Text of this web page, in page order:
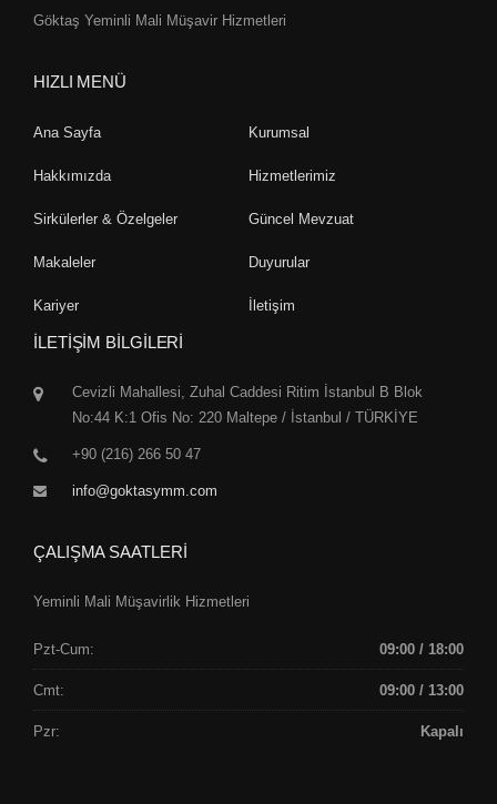
Göktaş Yeminli Mali Müşavir Hizmetleri
HIZLI MENÜ
Ana Sayfa Kurumsal
Hakkımızda Hizmetlerimiz
Sirkülerler & Özelgeler Güncel Mevzuat
Makaleler Duyurular
Kariyer İletişim
İLETİŞİM BİLGİLERİ
Cevizli Mahallesi, Zuhal Caddesi Ritim İstanbul B Blok
No:44 K:1 Ofis No: 220 Maltepe / İstanbul / TÜRKİYE
+90 (216) 266 50 47
info@goktasymm.com
ÇALIŞMA SAATLERİ
Yeminli Mali Müşavirlik Hizmetleri
Pzt-Cum: 09:00 / 18:00
Cmt: 09:00 / 13:00
Pzr: Kapalı